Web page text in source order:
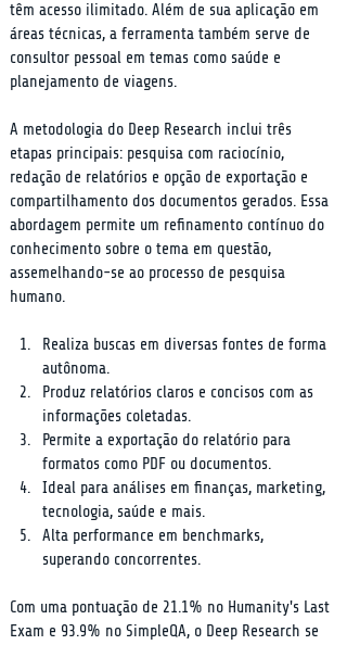
têm acesso ilimitado. Além de sua aplicação em
áreas técnicas, a ferramenta também serve de
consultor pessoal em temas como saúde e
planejamento de viagens.
A metodologia do Deep Research inclui três
etapas principais: pesquisa com raciocínio,
redação de relatórios e opção de exportação e
compartilhamento dos documentos gerados. Essa
abordagem permite um refinamento contínuo do
conhecimento sobre o tema em questão,
assemelhando-se ao processo de pesquisa
humano.
Realiza buscas em diversas fontes de forma
autônoma.
Produz relatórios claros e concisos com as
informações coletadas.
Permite a exportação do relatório para
formatos como PDF ou documentos.
Ideal para análises em finanças, marketing,
tecnologia, saúde e mais.
Alta performance em benchmarks,
superando concorrentes.
Com uma pontuação de 21.1% no Humanity's Last
Exam e 93.9% no SimpleQA, o Deep Research se